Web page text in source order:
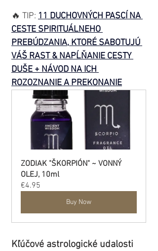
🔥 TIP: 11 DUCHOVNÝCH PASCÍ NA
CESTE SPIRITUÁLNEHO
PREBÚDZANIA, KTORÉ SABOTUJÚ
VÁŠ RAST & NAPĹŇANIE CESTY
DUŠE + NÁVOD NA ICH
ROZOZNANIE A PREKONANIE
ZODIAK "ŠKORPIÓN" ~ VONNÝ
OLEJ, 10ml
€4.95
Buy Now
Kľúčové astrologické udalosti